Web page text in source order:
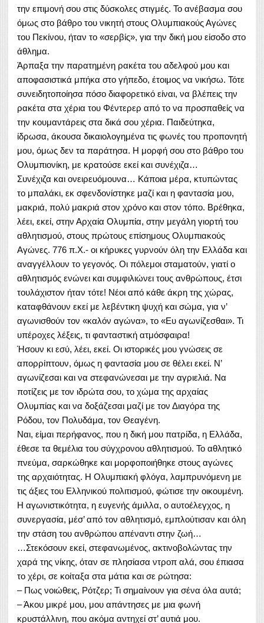
την επιμονή σου στις δύσκολες στιγμές. Το ανέβασμα σου
όμως στο βάθρο του νικητή στους Ολυμπιακούς Αγώνες
του Πεκίνου, ήταν το «σερβίς», για την δική μου είσοδο στο
άθλημα.
Άρπαξα την παρατημένη ρακέτα του αδελφού μου και
αποφασιστικά μπήκα στο γήπεδο, έτοιμος να νικήσω. Τότε
συνειδητοποίησα πόσο διαφορετικό είναι, να βλέπεις την
ρακέτα στα χέρια του Φέντερερ από το να προσπαθείς να
την κουμαντάρεις στα δικά σου χέρια. Παιδεύτηκα,
ίδρωσα, άκουσα δικαιολογημένα τις φωνές του προπονητή
μου, όμως δεν τα παράτησα. Η μορφή σου στο βάθρο του
Ολυμπιονίκη, με κρατούσε εκεί και συνέχιζα…
Συνέχιζα και ονειρευόμουνα… Κάποια μέρα, κτυπώντας
το μπαλάκι, εκ σφενδονίστηκε μαζί και η φαντασία μου,
μακριά, πολύ μακριά στον χρόνο και στον τόπο. Βρέθηκα,
λέει, εκεί, στην Αρχαία Ολυμπία, στην μεγάλη γιορτή του
αθλητισμού, στους πρώτους επίσημους Ολυμπιακούς
Αγώνες. 776 π.Χ.- οι κήρυκες γυρνούν όλη την Ελλάδα και
αναγγέλλουν το γεγονός. Οι πόλεμοι σταματούν, γιατί ο
αθλητισμός ενώνει και συμφιλιώνει τους ανθρώπους, έτσι
τουλάχιστον ήταν τότε! Νέοι από κάθε άκρη της χώρας,
καταφθάνουν εκεί με λεβέντικη ψυχή και σώμα, για ν’
αγωνισθούν τον «καλόν αγώνα», το «Ευ αγωνίζεσθαι». Τι
υπέροχες λέξεις, τι φανταστική ατμόσφαιρα!
Ήσουν κι εσύ, λέει, εκεί. Οι ιστορικές μου γνώσεις σε
απορρίπτουν, όμως η φαντασία μου σε θέλει εκεί. Ν’
αγωνίζεσαι και να στεφανώνεσαι με την αγριελιά. Να
ποτίζεις με τον ιδρώτα σου, το χώμα της αρχαίας
Ολυμπίας και να δοξάζεσαι μαζί με τον Διαγόρα της
Ρόδου, τον Πολυδάμα, τον Θεαγένη.
Ναι, είμαι περήφανος, που η δική μου πατρίδα, η Ελλάδα,
έθεσε τα θεμέλια του σύγχρονου αθλητισμού. Το αθλητικό
πνεύμα, σαρκώθηκε και μορφοποιήθηκε στους αγώνες
της αρχαιότητας. Η Ολυμπιακή φλόγα, λαμπρυνόμενη με
τις άξιες του Ελληνικού πολιτισμού, φώτισε την οικουμένη.
Η αγωνιστικότητα, η ευγενής άμιλλα, ο αυτοέλεγχος, η
συνεργασία, μέσ’ από τον αθλητισμό, εμπλούτισαν και όλη
την στάση του ανθρώπου απέναντι στην ζωή…
…Στεκόσουν εκεί, στεφανωμένος, ακτινοβολώντας την
χαρά της νίκης, όταν σε πλησίασα ντροπ αλά, σου έπιασα
το χέρι, σε κοίταξα στα μάτια και σε ρώτησα:
– Πως νοιώθεις, Ρότζερ; Τι σημαίνουν για σένα όλα αυτά;
– Άκου μικρέ μου, μου απάντησες με μια φωνή
κρυστάλλινη, που ακόμα αντηχεί στ’ αυτιά μου.